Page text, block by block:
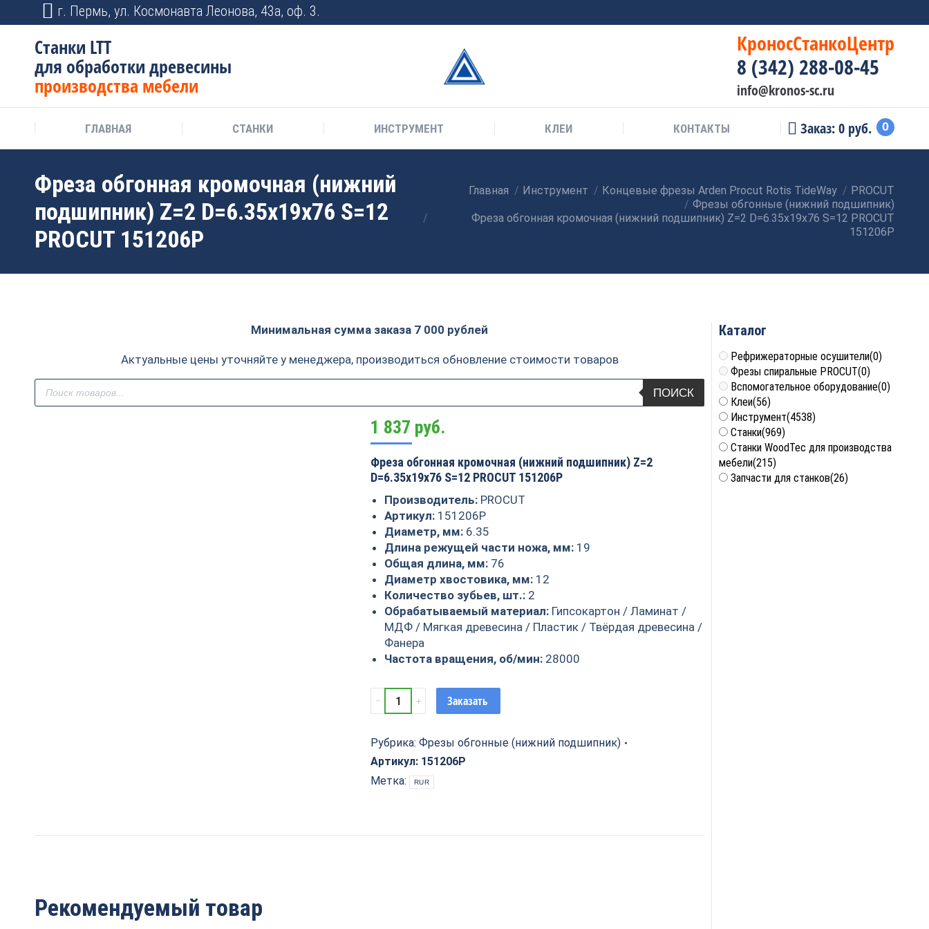
г. Пермь, ул. Космонавта Леонова, 43а, оф. 3.
Станки LTT
для обработки древесины
производства мебели
КроносСтанкоЦентр
8 (342) 288-08-45
info@kronos-sc.ru
ГЛАВНАЯ СТАНКИ ИНСТРУМЕНТ КЛЕИ КОНТАКТЫ Заказ:0 руб. 0
Фреза обгонная кромочная (нижний
подшипник) Z=2 D=6.35x19x76 S=12
PROCUT 151206P
Вы здесь:Главная Инструмент Концевые фрезы Arden Procut Rotis TideWay
PROCUT
Фрезы обгонные (нижний подшипник)
Фреза обгонная кромочная (нижний подшипник) Z=2 D=6.35x19x76 S=12 PROCUT
151206P
Минимальная сумма заказа 7 000 рублей
Актуальные цены уточняйте у менеджера, производиться обновление стоимости товаров
Поиск
товаров
ПОИСК
1 837 руб.
Фреза обгонная кромочная (нижний подшипник) Z=2
D=6.35x19x76 S=12 PROCUT 151206P
Производитель: PROCUT
Артикул: 151206P
Диаметр, мм: 6.35
Длина режущей части ножа, мм: 19
Общая длина, мм: 76
Диаметр хвостовика, мм: 12
Количество зубьев, шт.: 2
Обрабатываемый материал: Гипсокартон / Ламинат /
МДФ / Мягкая древесина / Пластик / Твёрдая древесина /
Фанера
Частота вращения, об/мин: 28000
Фреза
обгонная
(нижний
подшипник)
Z=2
D=6.35x19x76
151206P
Заказать
Рубрика:Фрезы обгонные (нижний подшипник)
Артикул: 151206P
Метка:
RUR
Рекомендуемый товар
Каталог
Рефрижераторные осушители(0)
Фрезы спиральные PROCUT(0)
Вспомогательное оборудование(0)
Клеи(56)
Инструмент(4538)
Станки(969)
Станки WoodTec для производства
мебели(215)
Запчасти для станков(26)